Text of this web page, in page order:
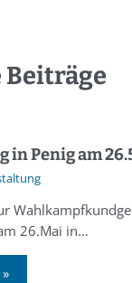
in Penig am
26.Mai in…